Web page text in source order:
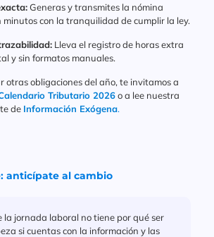
Generas y transmites la nómina
minutos con la tranquilidad de cumplir la ley.
Lleva el registro de horas extra
y sin formatos manuales.
otras obligaciones del año, te invitamos a
Tributario 2026o a lee nuestra
de Información Exógena.
anticípate al cambio
la jornada laboral no tiene por qué ser
si cuentas con la información y las